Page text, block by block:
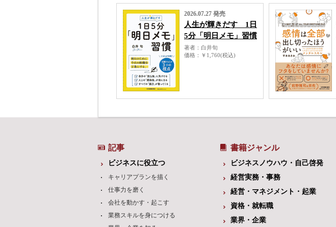
2026.07.27 発売
人生が輝きだす 1日
5分「明日メモ」習慣
著者
白井旬
価格
￥1,760(税込)
記事
ビジネスに役立つ
キャリアプランを描く
仕事力を磨く
会社を動かす・起こす
業務スキルを身につける
書籍ジャンル
ビジネスノウハウ・自己啓発
経営実務・事務
経営・マネジメント・起業
資格・就転職
業界・企業